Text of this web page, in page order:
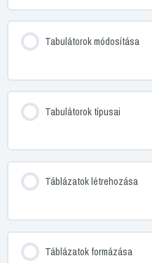
Tabulátorok módosítása
Tabulátorok típusai
Táblázatok létrehozása
Táblázatok formázása